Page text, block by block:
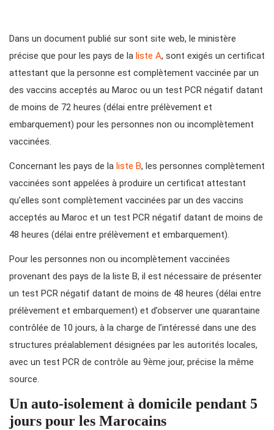
Dans un document publié sur sont site web, le ministère
précise que pour les pays de la liste A, sont exigés un certificat
attestant que la personne est complètement vaccinée par un
des vaccins acceptés au Maroc ou un test PCR négatif datant
de moins de 72 heures (délai entre prélèvement et
embarquement) pour les personnes non ou incomplètement
vaccinées.
Concernant les pays de la liste B, les personnes complètement
vaccinées sont appelées à produire un certificat attestant
qu’elles sont complètement vaccinées par un des vaccins
acceptés au Maroc et un test PCR négatif datant de moins de
48 heures (délai entre prélèvement et embarquement).
Pour les personnes non ou incomplètement vaccinées
provenant des pays de la liste B, il est nécessaire de présenter
un test PCR négatif datant de moins de 48 heures (délai entre
prélèvement et embarquement) et d’observer une quarantaine
contrôlée de 10 jours, à la charge de l’intéressé dans une des
structures préalablement désignées par les autorités locales,
avec un test PCR de contrôle au 9ème jour, précise la même
source.
Un auto-isolement à domicile pendant 5
jours pour les Marocains